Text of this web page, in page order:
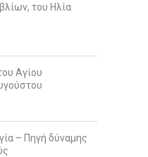
του Ηλία
Αγίου
– Πηγή δύναμης